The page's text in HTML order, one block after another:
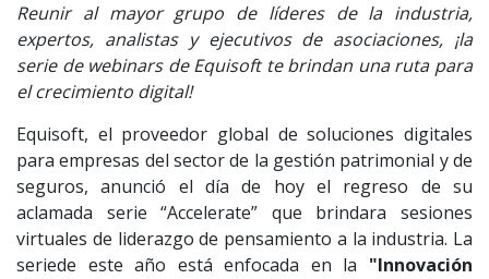
Reunir al mayor grupo de líderes de la industria,
expertos, analistas y ejecutivos de asociaciones, ¡la
serie de webinars de Equisoft te brindan una ruta para
el crecimiento digital!
Equisoft, el proveedor global de soluciones digitales
para empresas del sector de la gestión patrimonial y de
seguros, anunció el día de hoy el regreso de su
aclamada serie “Accelerate” que brindara sesiones
virtuales de liderazgo de pensamiento a la industria. La
seriede este año está enfocada en la "Innovación